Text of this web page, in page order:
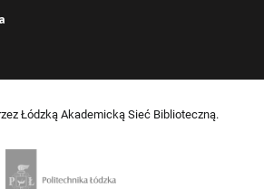
Łódzką Akademicką Sieć Biblioteczną.